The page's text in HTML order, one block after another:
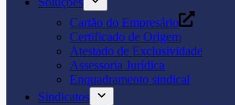
Cartão do Empresário
Certificado de Origem
Atestado de Exclusividade
Assessoria Jurídica
Enquadramento sindical
Sindicatos